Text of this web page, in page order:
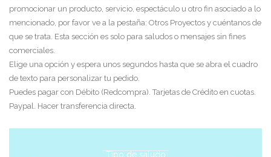
promocionar un producto, servicio, espectáculo u otro fin asociado a lo
mencionado, por favor ve a la pestaña: Otros Proyectos y cuéntanos de
que se trata. Esta sección es solo para saludos o mensajes sin fines
comerciales.
Elige una opción y espera unos segundos hasta que se abra el cuadro
de texto para personalizar tu pedido.
Puedes pagar con Débito (Redcompra). Tarjetas de Crédito en cuotas.
Paypal. Hacer transferencia directa.
Tipo de saludo